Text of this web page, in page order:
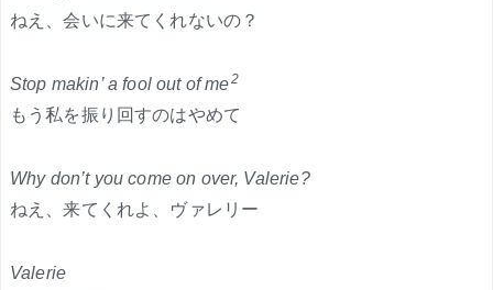
ねえ、会いに来てくれないの？
Stop makin’ a fool out of me2
もう私を振り回すのはやめて
Why don’t you come on over, Valerie?
ねえ、来てくれよ、ヴァレリー
Valerie